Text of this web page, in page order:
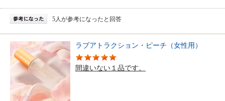
5人が参考になったと回答
ラブアトラクション・ピーチ（女性用）
間違いない１品です。